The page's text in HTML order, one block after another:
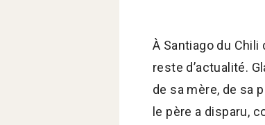
À Santiago du
reste d’actualité.
de sa mère, de sa
le père a disparu,